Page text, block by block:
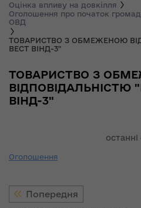
Оцінка впливу на довкілля
Оголошення про початок
ОВД
ТОВАРИСТВО З ОБМЕЖЕНОЮ
ВЕСТ ВІНД-3"
ТОВАРИСТВО З
ВІДПОВІДАЛЬНІСТЮ
ВІНД-3"
Оголошення
Попередня